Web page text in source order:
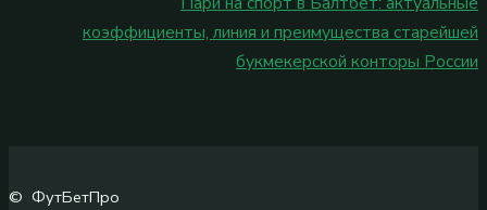
коэффициенты, линия и преимущества старейшей
букмекерской конторы России
© ФутБетПро